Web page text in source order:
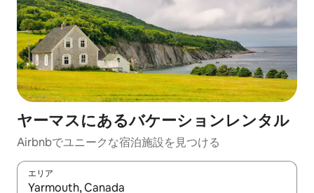
ヤーマスにあるバケーションレンタル
Airbnbでユニークな宿泊施設を見つける
エリア
検索結果が表示されたら、上下の矢印キーを使って移動するか